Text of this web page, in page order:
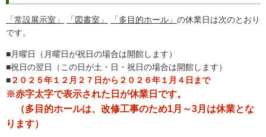
「常設展示室」 「図書室」 「多目的ホール」 の休業日は次のとおり
です。
■月曜日（月曜日が祝日の場合は開館します）
■祝日の翌日（この日が土・日・祝日の場合は開館します）
■２０２５年１２月２７日から２０２６年１月４日まで
※赤字太字で表示された日が休業日です。
（多目的ホールは、改修工事のため1月～3月は休業とな
ります）